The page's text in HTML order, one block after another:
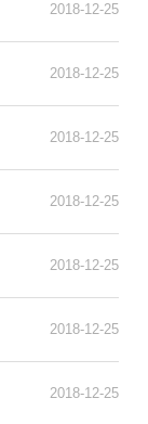
2018-12-25
2018-12-25
2018-12-25
2018-12-25
2018-12-25
2018-12-25
2018-12-25